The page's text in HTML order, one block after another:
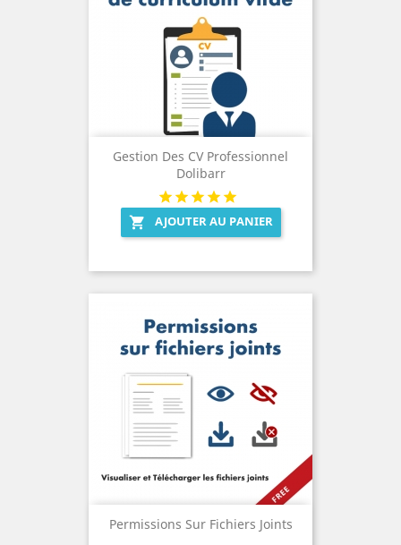
Gestion Des CV Professionnel
Dolibarr
 AJOUTER AU PANIER
Permissions Sur Fichiers Joints